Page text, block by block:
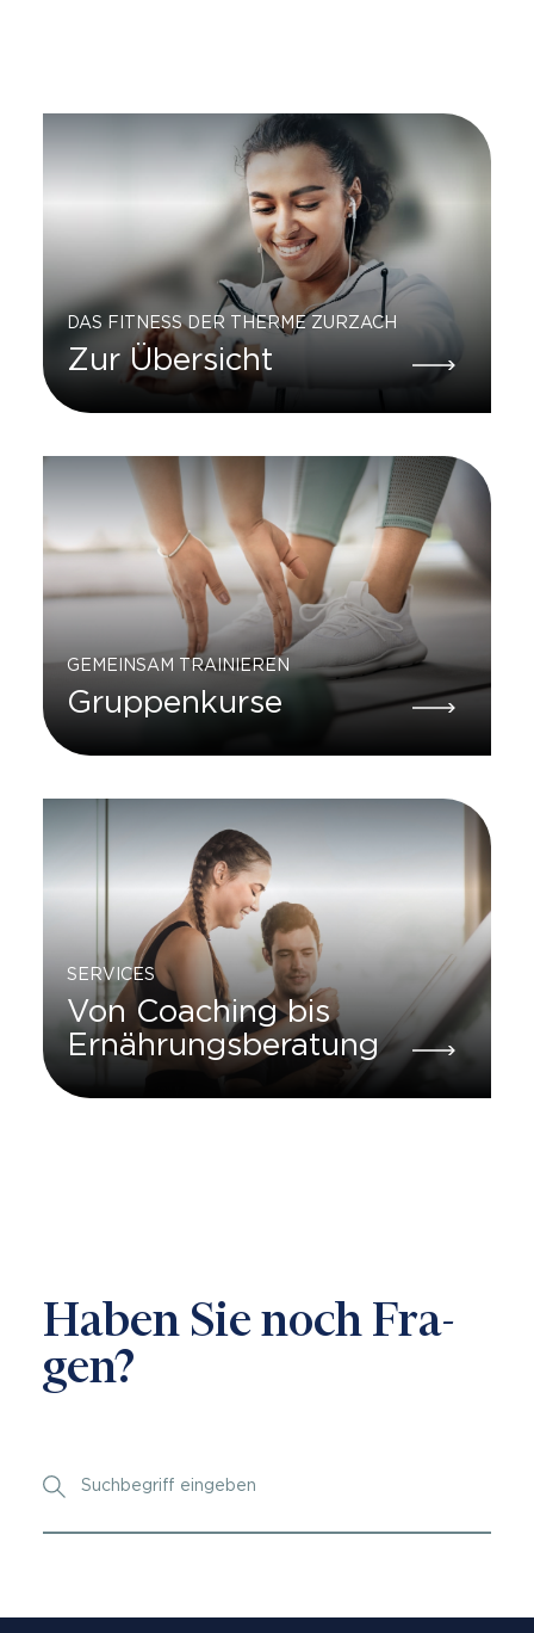
DAS FITNESS DER THERME ZURZACH
Zur Übersicht
GEMEINSAM TRAINIEREN
Gruppenkurse
SERVICES
Von Coaching bis
Ernährungsberatung
Ha­ben Sie noch Fra­
gen?